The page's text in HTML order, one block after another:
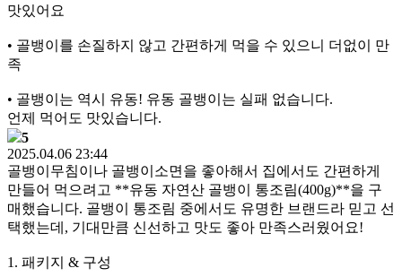
맛있어요
• 골뱅이를 손질하지 않고 간편하게 먹을 수 있으니 더없이 만
족
• 골뱅이는 역시 유동! 유동 골뱅이는 실패 없습니다.
언제 먹어도 맛있습니다.
5
2025.04.06 23:44
골뱅이무침이나 골뱅이소면을 좋아해서 집에서도 간편하게
만들어 먹으려고 **유동 자연산 골뱅이 통조림(400g)**을 구
매했습니다. 골뱅이 통조림 중에서도 유명한 브랜드라 믿고 선
택했는데, 기대만큼 신선하고 맛도 좋아 만족스러웠어요!
1. 패키지 & 구성